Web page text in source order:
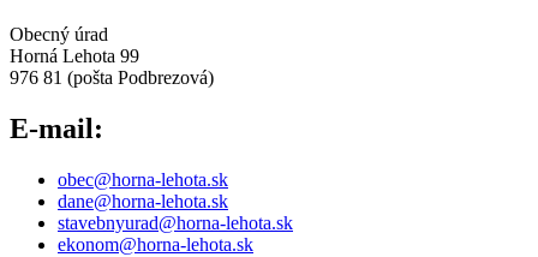
Obecný úrad
Horná Lehota 99
976 81 (pošta Podbrezová)
E-mail:
obec@horna-lehota.sk
dane@horna-lehota.sk
stavebnyurad@horna-lehota.sk
ekonom@horna-lehota.sk